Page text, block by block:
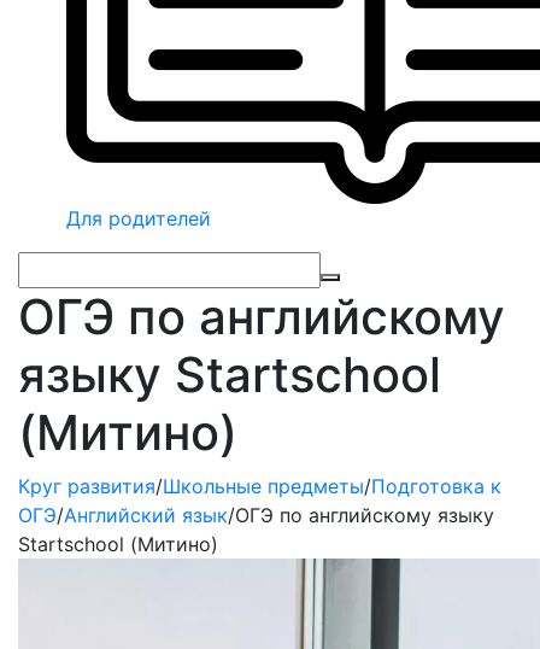
Для родителей
ОГЭ по английскому
языку Startschool
(Митино)
Круг развития/Школьные предметы/Подготовка к
ОГЭ/Английский язык/ОГЭ по английскому языку
Startschool (Митино)